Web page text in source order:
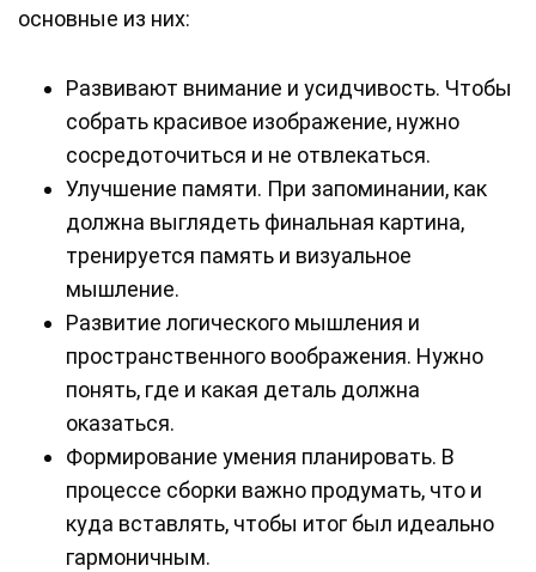
основные из них:
Развивают внимание и усидчивость. Чтобы
собрать красивое изображение, нужно
сосредоточиться и не отвлекаться.
Улучшение памяти. При запоминании, как
должна выглядеть финальная картина,
тренируется память и визуальное
мышление.
Развитие логического мышления и
пространственного воображения. Нужно
понять, где и какая деталь должна
оказаться.
Формирование умения планировать. В
процессе сборки важно продумать, что и
куда вставлять, чтобы итог был идеально
гармоничным.